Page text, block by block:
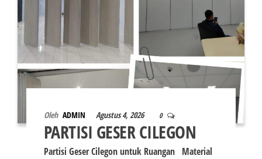
Oleh ADMIN Agustus 4, 2026 0
PARTISI GESER CILEGON
Partisi Geser Cilegon untuk Ruangan Material